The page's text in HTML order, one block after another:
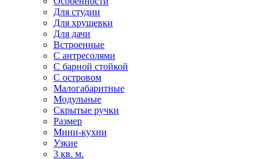
Для студии
Для хрущевки
Для дачи
Встроенные
С антресолями
С барной стойкой
С островом
Малогабаритные
Модульные
Скрытые ручки
Размер
Мини-кухни
Узкие
3 кв. м.